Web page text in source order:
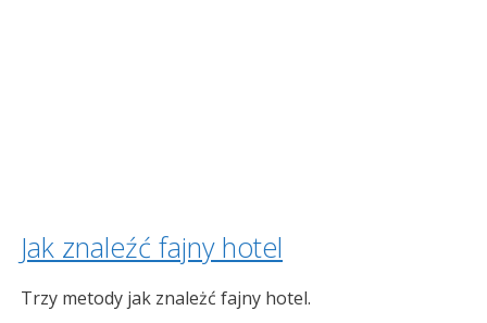
Jak znaleźć fajny hotel
Trzy metody jak znależć fajny hotel.